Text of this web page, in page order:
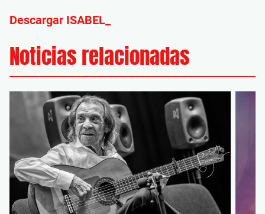
Descargar ISABEL_
Noticias relacionadas